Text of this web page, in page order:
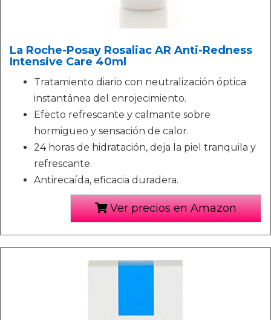
La Roche-Posay Rosaliac AR Anti-Redness
Intensive Care 40ml
Tratamiento diario con neutralización óptica
instantánea del enrojecimiento.
Efecto refrescante y calmante sobre
hormigueo y sensación de calor.
24 horas de hidratación, deja la piel tranquila y
refrescante.
Antirecaída, eficacia duradera.
Ver precios en Amazon